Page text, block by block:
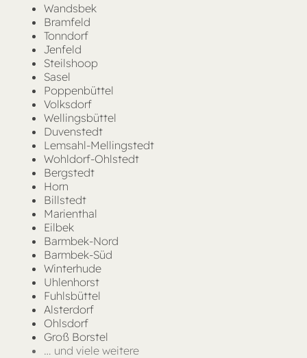
Wandsbek
Bramfeld
Tonndorf
Jenfeld
Steilshoop
Sasel
Poppenbüttel
Volksdorf
Wellingsbüttel
Duvenstedt
Lemsahl-Mellingstedt
Wohldorf-Ohlstedt
Bergstedt
Horn
Billstedt
Marienthal
Eilbek
Barmbek-Nord
Barmbek-Süd
Winterhude
Uhlenhorst
Fuhlsbüttel
Alsterdorf
Ohlsdorf
Groß Borstel
… und viele weitere